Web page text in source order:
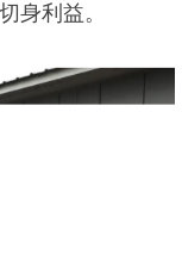
身利益。